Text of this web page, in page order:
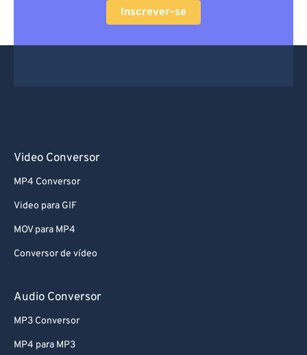
Inscrever-se
Video Conversor
MP4 Conversor
Video para GIF
MOV para MP4
Conversor de vídeo
Audio Conversor
MP3 Conversor
MP4 para MP3